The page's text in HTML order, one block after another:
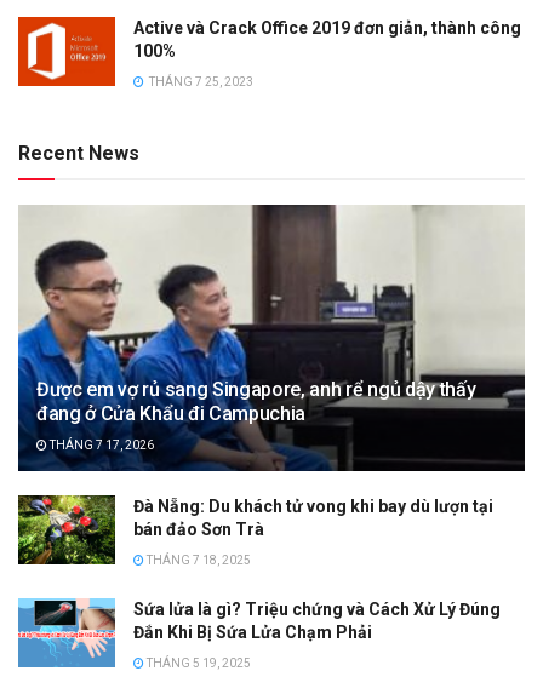
Active và Crack Office 2019 đơn giản, thành công
100%
THÁNG 7 25, 2023
Recent News
Được em vợ rủ sang Singapore, anh rể ngủ dậy thấy
đang ở Cửa Khẩu đi Campuchia
THÁNG 7 17, 2026
Đà Nẵng: Du khách tử vong khi bay dù lượn tại
bán đảo Sơn Trà
THÁNG 7 18, 2025
Sứa lửa là gì? Triệu chứng và Cách Xử Lý Đúng
Đắn Khi Bị Sứa Lửa Chạm Phải
THÁNG 5 19, 2025